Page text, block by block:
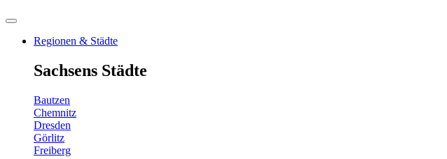
Regionen & Städte
Sachsens Städte
Bautzen
Chemnitz
Dresden
Görlitz
Freiberg